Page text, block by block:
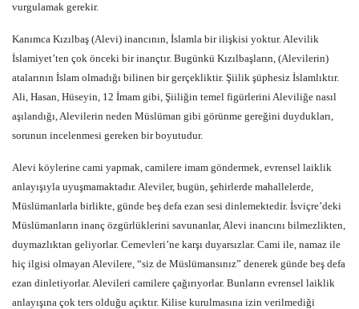
vurgulamak gerekir.
Kanımca Kızılbaş (Alevi) inancının, İslamla bir ilişkisi yoktur. Alevilik
İslamiyet’ten çok önceki bir inançtır. Bugünkü Kızılbaşların, (Alevilerin)
atalarının İslam olmadığı bilinen bir gerçekliktir. Şiilik şüphesiz İslamlıktır.
Ali, Hasan, Hüseyin, 12 İmam gibi, Şiiliğin temel figürlerini Aleviliğe nasıl
aşılandığı, Alevilerin neden Müslüman gibi görünme gereğini duydukları,
sorunun incelenmesi gereken bir boyutudur.
Alevi köylerine cami yapmak, camilere imam göndermek, evrensel laiklik
anlayışıyla uyuşmamaktadır. Aleviler, bugün, şehirlerde mahallelerde,
Müslümanlarla birlikte, günde beş defa ezan sesi dinlemektedir. İsviçre’deki
Müslümanların inanç özgürlüklerini savunanlar, Alevi inancını bilmezlikten,
duymazlıktan geliyorlar. Cemevleri’ne karşı duyarsızlar. Cami ile, namaz ile
hiç ilgisi olmayan Alevilere, “siz de Müslümansınız” denerek günde beş defa
ezan dinletiyorlar. Alevileri camilere çağırıyorlar. Bunların evrensel laiklik
anlayışına çok ters olduğu açıktır. Kilise kurulmasına izin verilmediği